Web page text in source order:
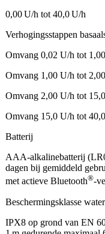
0,00 U/h tot 40,0 U/h
Verhogingsstappen
Omvang 0,02 U/h tot
Omvang 1,00 U/h tot
Omvang 2,00 U/h tot
Omvang 15,0 U/h tot
Batterij
AAA-alkalinebatterij
dagen bij gemiddeld
met actieve Bluetooth®-
Beschermingsklasse water
IPX8 op grond van EN